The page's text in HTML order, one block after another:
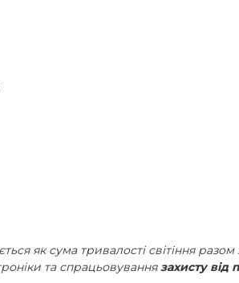
як сума тривалості світіння
та спрацьовування захисту від